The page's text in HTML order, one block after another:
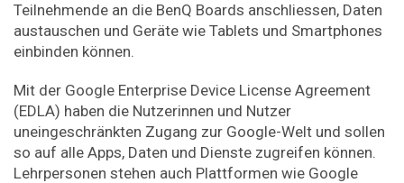
Teilnehmende an die BenQ Boards anschliessen, Daten
austauschen und Geräte wie Tablets und Smartphones
einbinden können.
Mit der Google Enterprise Device License Agreement
(EDLA) haben die Nutzerinnen und Nutzer
uneingeschränkten Zugang zur Google-Welt und sollen
so auf alle Apps, Daten und Dienste zugreifen können.
Lehrpersonen stehen auch Plattformen wie Google